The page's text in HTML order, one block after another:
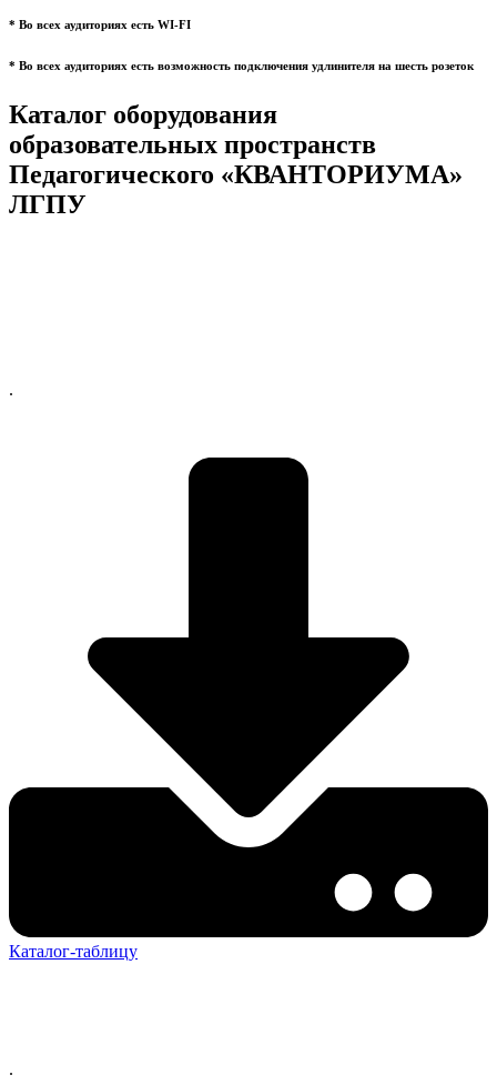
* Во всех аудиториях есть WI-FI
* Во всех аудиториях есть возможность подключения удлинителя на шесть розеток
Каталог оборудования
образовательных пространств
Педагогического «КВАНТОРИУМА»
ЛГПУ
.
Каталог-таблицу
.